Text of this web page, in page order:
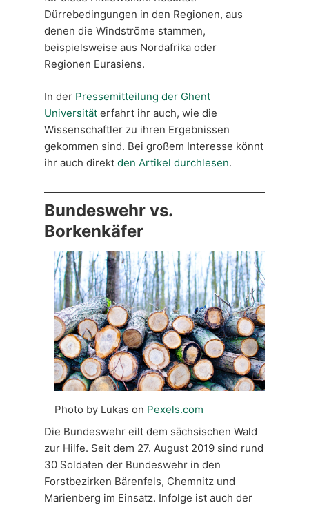
Dürrebedingungen in den Regionen, aus
denen die Windströme stammen,
beispielsweise aus Nordafrika oder
Regionen Eurasiens.
In der Pressemitteilung der Ghent
Universität erfahrt ihr auch, wie die
Wissenschaftler zu ihren Ergebnissen
gekommen sind. Bei großem Interesse könnt
ihr auch direkt den Artikel durchlesen.
Bundeswehr vs.
Borkenkäfer
Photo by Lukas on Pexels.com
Die Bundeswehr eilt dem sächsischen Wald
zur Hilfe. Seit dem 27. August 2019 sind rund
30 Soldaten der Bundeswehr in den
Forstbezirken Bärenfels, Chemnitz und
Marienberg im Einsatz. Infolge ist auch der